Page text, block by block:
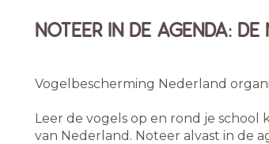
NOTEER IN DE AGENDA:
Vogelbescherming Nederland
Leer de vogels op en rond je
van Nederland. Noteer alvast in de